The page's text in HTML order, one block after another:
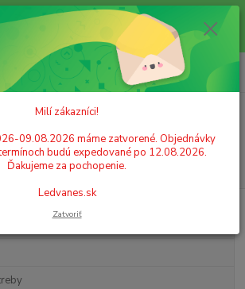
29.07.2026-09.08.2026 máme zatvorené.
termínoch budú expedované po 12.08.2026.
za pochopenie. Ledvanes.sk
hod.
za0,00 EUR
Milí zákazníci!
09.08.2026 máme zatvorené. Objednávky
budú expedované po 12.08.2026.
Ďakujeme za pochopenie.
Ledvanes.sk
Zatvoriť